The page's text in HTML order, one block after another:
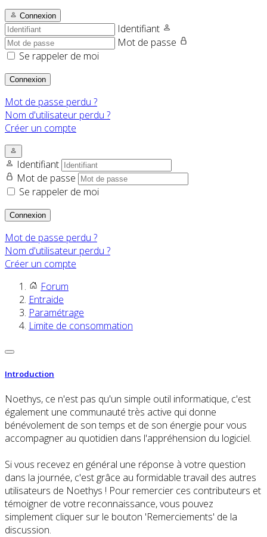
Connexion
Identifiant
Mot de passe
Se rappeler de moi
Connexion
Mot de passe perdu ?
Nom d'utilisateur perdu ?
Créer un compte
Identifiant
Mot de passe
Se rappeler de moi
Connexion
Mot de passe perdu ?
Nom d'utilisateur perdu ?
Créer un compte
Forum
Entraide
Paramétrage
Limite de consommation
Introduction
Noethys, ce n'est pas qu'un simple outil informatique, c'est
également une communauté très active qui donne
bénévolement de son temps et de son énergie pour vous
accompagner au quotidien dans l'appréhension du logiciel.
Si vous recevez en général une réponse à votre question
dans la journée, c'est grâce au formidable travail des autres
utilisateurs de Noethys ! Pour remercier ces contributeurs et
témoigner de votre reconnaissance, vous pouvez
simplement cliquer sur le bouton 'Remerciements' de la
discussion.